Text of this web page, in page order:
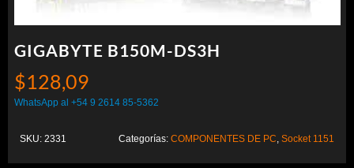
GIGABYTE B150M-DS3H
$128,09
WhatsApp al +54 9 2614 85-5362
SKU: 2331 Categorías: COMPONENTES DE PC, Socket 1151